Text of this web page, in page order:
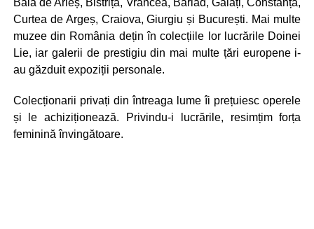
Baia de Arieș, Bistrița, Vrancea, Bârlad, Galați, Constanța,
Curtea de Argeș, Craiova, Giurgiu și București. Mai multe
muzee din România dețin în colecțiile lor lucrările Doinei
Lie, iar galerii de prestigiu din mai multe țări europene i-
au găzduit expoziții personale.
Colecționarii privați din întreaga lume îi prețuiesc operele
și le achiziționează. Privindu-i lucrările, resimțim forța
feminină învingătoare.